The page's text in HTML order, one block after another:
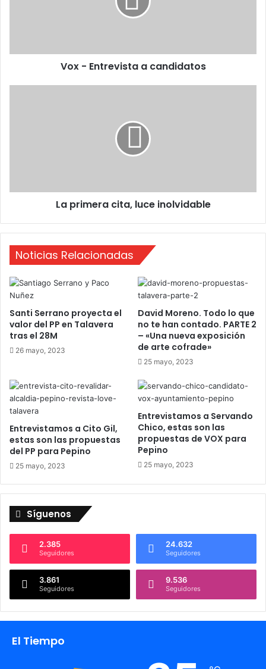
e
i
Vox - Entrevista a candidatos
a
l
u
c
i
n
o
l
i
d
a
b
l
e
La primera cita, luce inolvidable
Noticias Relacionadas
Santi Serrano proyecta el
valor del PP en Talavera
tras el 28M
26 mayo, 2023
David Moreno. Todo lo que
no te han contado. PARTE 2
– «Una nueva exposición
de arte cofrade»
25 mayo, 2023
Entrevistamos a Cito Gil,
estas son las propuestas
del PP para Pepino
25 mayo, 2023
Entrevistamos a Servando
Chico, estas son las
propuestas de VOX para
Pepino
25 mayo, 2023
Síguenos
2.385
Seguidores
24.632
Seguidores
3.861
Seguidores
9.536
Seguidores
El Tiempo